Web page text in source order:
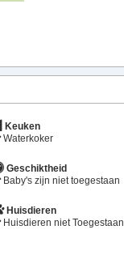
Keuken
Waterkoker
Geschiktheid
Baby's zijn niet toegestaan
Huisdieren
Huisdieren niet Toegestaan